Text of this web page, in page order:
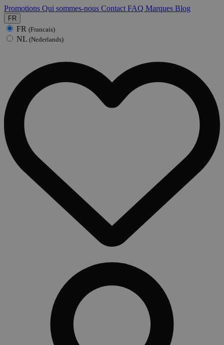
Promotions Qui sommes-nous Contact FAQ Marques Blog
FR
FR (Francais)
NL (Nederlands)